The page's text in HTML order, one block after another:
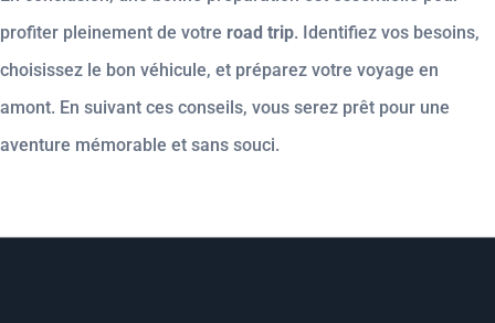
profiter pleinement de votre road trip. Identifiez vos besoins,
choisissez le bon véhicule, et préparez votre voyage en
amont. En suivant ces conseils, vous serez prêt pour une
aventure mémorable et sans souci.